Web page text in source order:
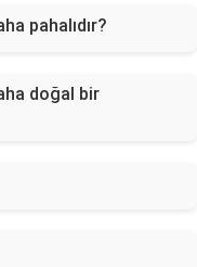
pahalıdır?
doğal bir